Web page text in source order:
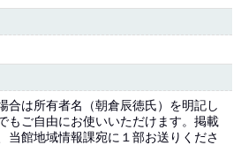
合は所有者名（朝倉辰徳氏）を明記し
もご自由にお使いいただけます。掲載
当館地域情報課宛に１部お送りくださ